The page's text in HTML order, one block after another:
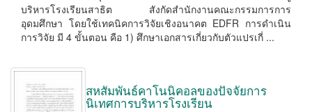
บริหารโรงเรียนสาธิต สังกัดสำนักงานคณะกรรมการการ
อุดมศึกษา โดยใช้เทคนิคการวิจัยเชิงอนาคต EDFR การดำเนิน
การวิจัย มี 4 ขั้นตอน คือ 1) ศึกษาเอกสารเกี่ยวกับตัวแปรเกี่ ...
สหสัมพันธ์คาโนนิคอลของปัจจัยการ
นิเทศการบริหารโรงเรียน